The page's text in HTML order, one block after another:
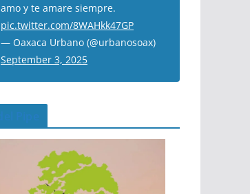
amo y te amare siempre.
pic.twitter.com/8WAHkk47GP
— Oaxaca Urbano (@urbanosoax)
September 3, 2025